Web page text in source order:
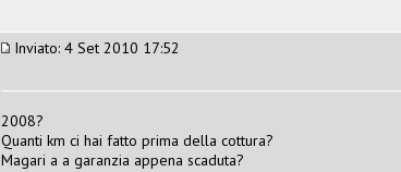
Inviato: 4 Set 2010 17:52
2008?
Quanti km ci hai fatto prima della cottura?
Magari a a garanzia appena scaduta?